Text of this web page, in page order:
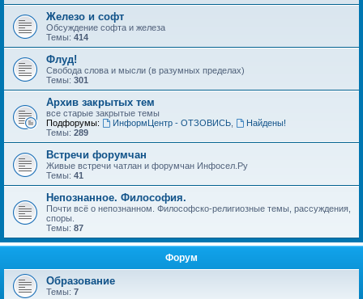
Железо и софт
Обсуждение софта и железа
Темы: 414
Флуд!
Свобода слова и мысли (в разумных пределах)
Темы: 301
Архив закрытых тем
все старые закрытые темы
Подфорумы:
ИнформЦентр - ОТЗОВИСЬ,
Найдены!
Темы: 289
Встречи форумчан
Живые встречи чатлан и форумчан Инфосел.Ру
Темы: 41
Непознанное. Философия.
Почти всё о непознанном. Философско-религиозные темы, рассуждения,
споры.
Темы: 87
Форум
Образование
Темы: 7